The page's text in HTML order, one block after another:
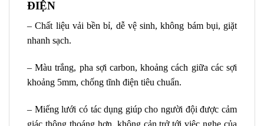
ĐIỆN
– Chất liệu vải bền bỉ, dễ vệ sinh, không bám bụi, giặt
nhanh sạch.
– Màu trắng, pha sợi carbon, khoảng cách giữa các sợi
khoảng 5mm, chống tĩnh điện tiêu chuẩn.
– Miếng lưới có tác dụng giúp cho người đội được cảm
giác thông thoáng hơn, không cản trở tới việc nghe của